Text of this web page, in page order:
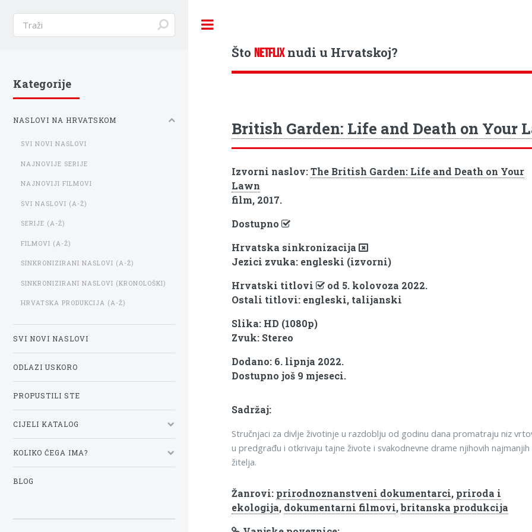
ŠtoNETFLIXnudi u Hrvatskoj?
British Garden: Life and Death on Your
Izvorni naslov:The British Garden: Life and Death on Your
Lawn
film, 2017.
Dostupno
Hrvatska sinkronizacija
Jezici zvuka: engleski (izvorni)
Hrvatski titlovi
od 5. kolovoza 2022.
Ostali titlovi: engleski, talijanski
Slika: HD (1080p)
Zvuk: Stereo
Dodano: 6. lipnja 2022.
Dostupno još 9 mjeseci.
Sadržaj:
Stručnjaci za divlje životinje u razdoblju od godinu dana promatraju niz
u predgrađu i otkrivaju tajne živote i svakodnevne drame njihovih najmanjih
žitelja.
Žanrovi: prirodnoznanstveni dokumentarci, priroda i
ekologija, dokumentarni filmovi,britanska produkcija
Kategorije
NASLOVI NA HRVATSKOM
SVI NOVI NASLOVI
NAJNOVIJE SERIJE
NAJNOVIJI FILMOVI
SVI NASLOVI (A-Ž)
SERIJE (A-Ž)
FILMOVI (A-Ž)
SINKRONIZIRANI NASLOVI (A-Ž)
SINKRONIZIRANI NASLOVI (KRONOLOŠKI)
HRVATSKA PRODUKCIJA (A-Ž)
SVI NOVI NASLOVI
ODLAZI USKORO
PROPUSTILI STE
CIJELI KATALOG
KOLIKO ČEGA IMA?
BLOG
Toggle